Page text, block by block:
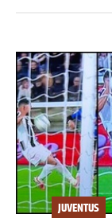
JUVENTUS